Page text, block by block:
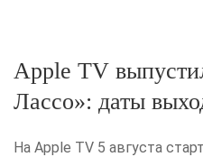
Apple TV
Лассо»: даты
На Apple TV 5 августа